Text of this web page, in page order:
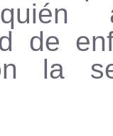
de
la